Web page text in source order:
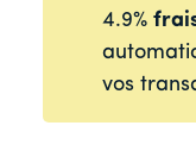
4.9%
vos